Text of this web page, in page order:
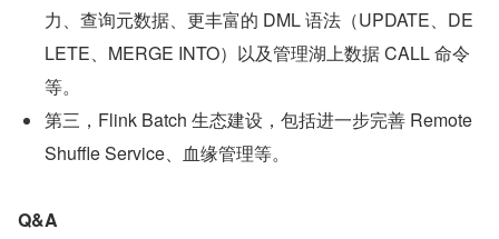
力、查询元数据、更丰富的 DML 语法（UPDATE、DE
LETE、MERGE INTO）以及管理湖上数据 CALL 命令
等。
第三，Flink Batch 生态建设，包括进一步完善 Remote
Shuffle Service、血缘管理等。
Q&A